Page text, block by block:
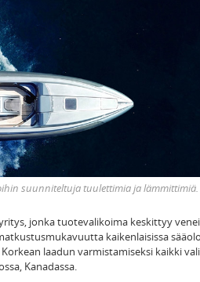
suunniteltuja tuulettimia ja lämmittimiä.
jonka tuotevalikoima keskittyy
kaikenlaisissa
laadun varmistamiseksi kaikki
Kanadassa.